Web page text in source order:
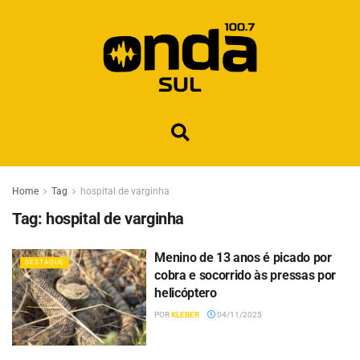
Home Tag hospital de varginha
Tag: hospital de varginha
DESTAQUE
Menino de 13 anos é picado por
cobra e socorrido às pressas por
helicóptero
PORKLEBER 04/11/2025